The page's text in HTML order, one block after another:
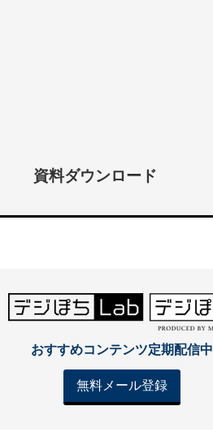
資料ダウンロード
おすすめコンテンツ定期配信中
無料メール登録